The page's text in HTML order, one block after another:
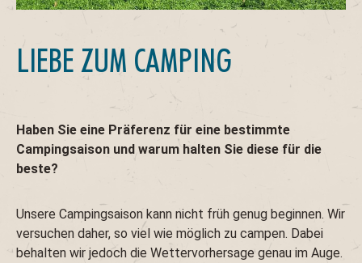
LIEBE ZUM CAMPING
Haben Sie eine Präferenz für eine bestimmte
Campingsaison und warum halten Sie diese für die
beste?
Unsere Campingsaison kann nicht früh genug beginnen. Wir
versuchen daher, so viel wie möglich zu campen. Dabei
behalten wir jedoch die Wettervorhersage genau im Auge.